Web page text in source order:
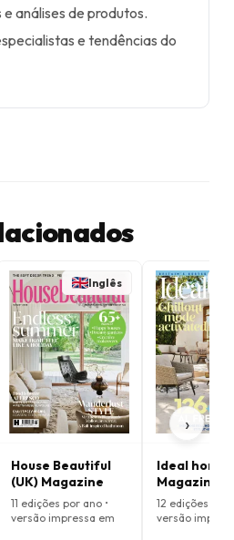
análises de produtos.
e tendências do
Inglês
House Beautiful
(UK) Magazine
11 edições por ano •
versão impressa em
Ideal home
Magazine
12 edições por
versão
›